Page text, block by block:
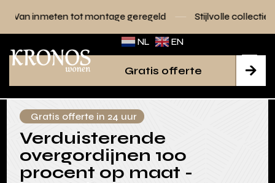
tot montage geregeld Stijlvolle collecties voor elk
NL EN

Gratis offerte
Gratis offerte in 24 uur
Verduisterende
overgordijnen 100
procent op maat -